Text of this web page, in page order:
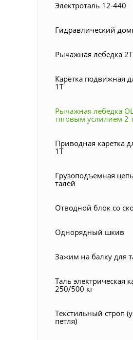
Электроталь 12-440
Гидравлический
Рычажная лебедка 2Т
Каретка подвижная
1Т
Рычажная лебедка
тяговым услилием 2
Приводная каретка
1Т
Грузоподъемная
талей
Отводной блок со
Однорядный шкив
Зажим на балку для
Таль электрическая
250/500 кг
Текстильный строп
петля)